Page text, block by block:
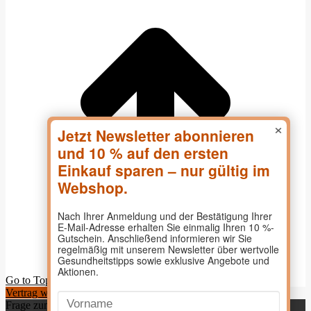
Go to Top
Vertrag widerrufen
Frage zum Produkt?
×